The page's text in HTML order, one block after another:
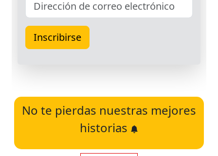
No te pierdas nuestras mejores
historias